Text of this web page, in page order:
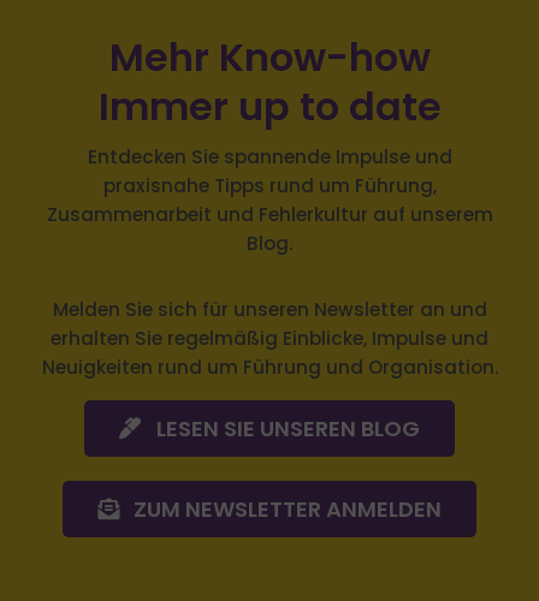
Mehr Know-how
Immer up to date
Entdecken Sie spannende Impulse und
praxisnahe Tipps rund um Führung,
Zusammenarbeit und Fehlerkultur auf unserem
Blog.
Melden Sie sich für unseren Newsletter an und
erhalten Sie regelmäßig Einblicke, Impulse und
Neuigkeiten rund um Führung und Organisation.
LESEN SIE UNSEREN BLOG
ZUM NEWSLETTER ANMELDEN